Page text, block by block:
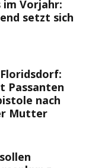
Vorjahr:
setzt sich
Passanten
nach
Mutter